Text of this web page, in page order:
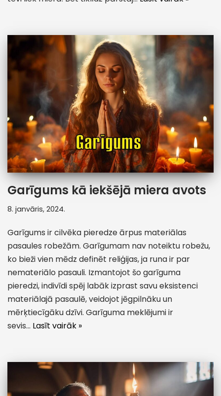
Garīgums kā iekšējā miera avots
8. janvāris, 2024.
Garīgums ir cilvēka pieredze ārpus materiālas
pasaules robežām. Garīgumam nav noteiktu robežu,
ko bieži vien mēdz definēt reliģijas, ja runa ir par
nemateriālo pasauli. Izmantojot šo garīguma
pieredzi, indivīdi spēj labāk izprast savu eksistenci
materiālajā pasaulē, veidojot jēgpilnāku un
mērķtiecīgāku dzīvi. Garīguma meklējumi ir
sevis… Lasīt vairāk »